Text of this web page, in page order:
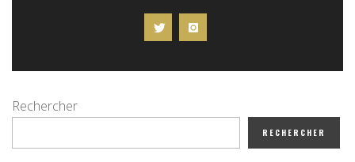
Rechercher
RECHERCHER